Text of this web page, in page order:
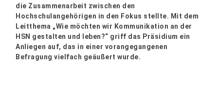
die Zusammenarbeit zwischen den
Hochschulangehörigen in den Fokus stellte. Mit dem
Leitthema „Wie möchten wir Kommunikation an der
HSN gestalten und leben?“ griff das Präsidium ein
Anliegen auf, das in einer vorangegangenen
Befragung vielfach geäußert wurde.